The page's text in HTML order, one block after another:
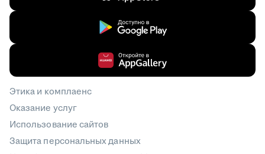
Этика и комплаенс
Оказание услуг
Использование сайтов
Защита персональных данных